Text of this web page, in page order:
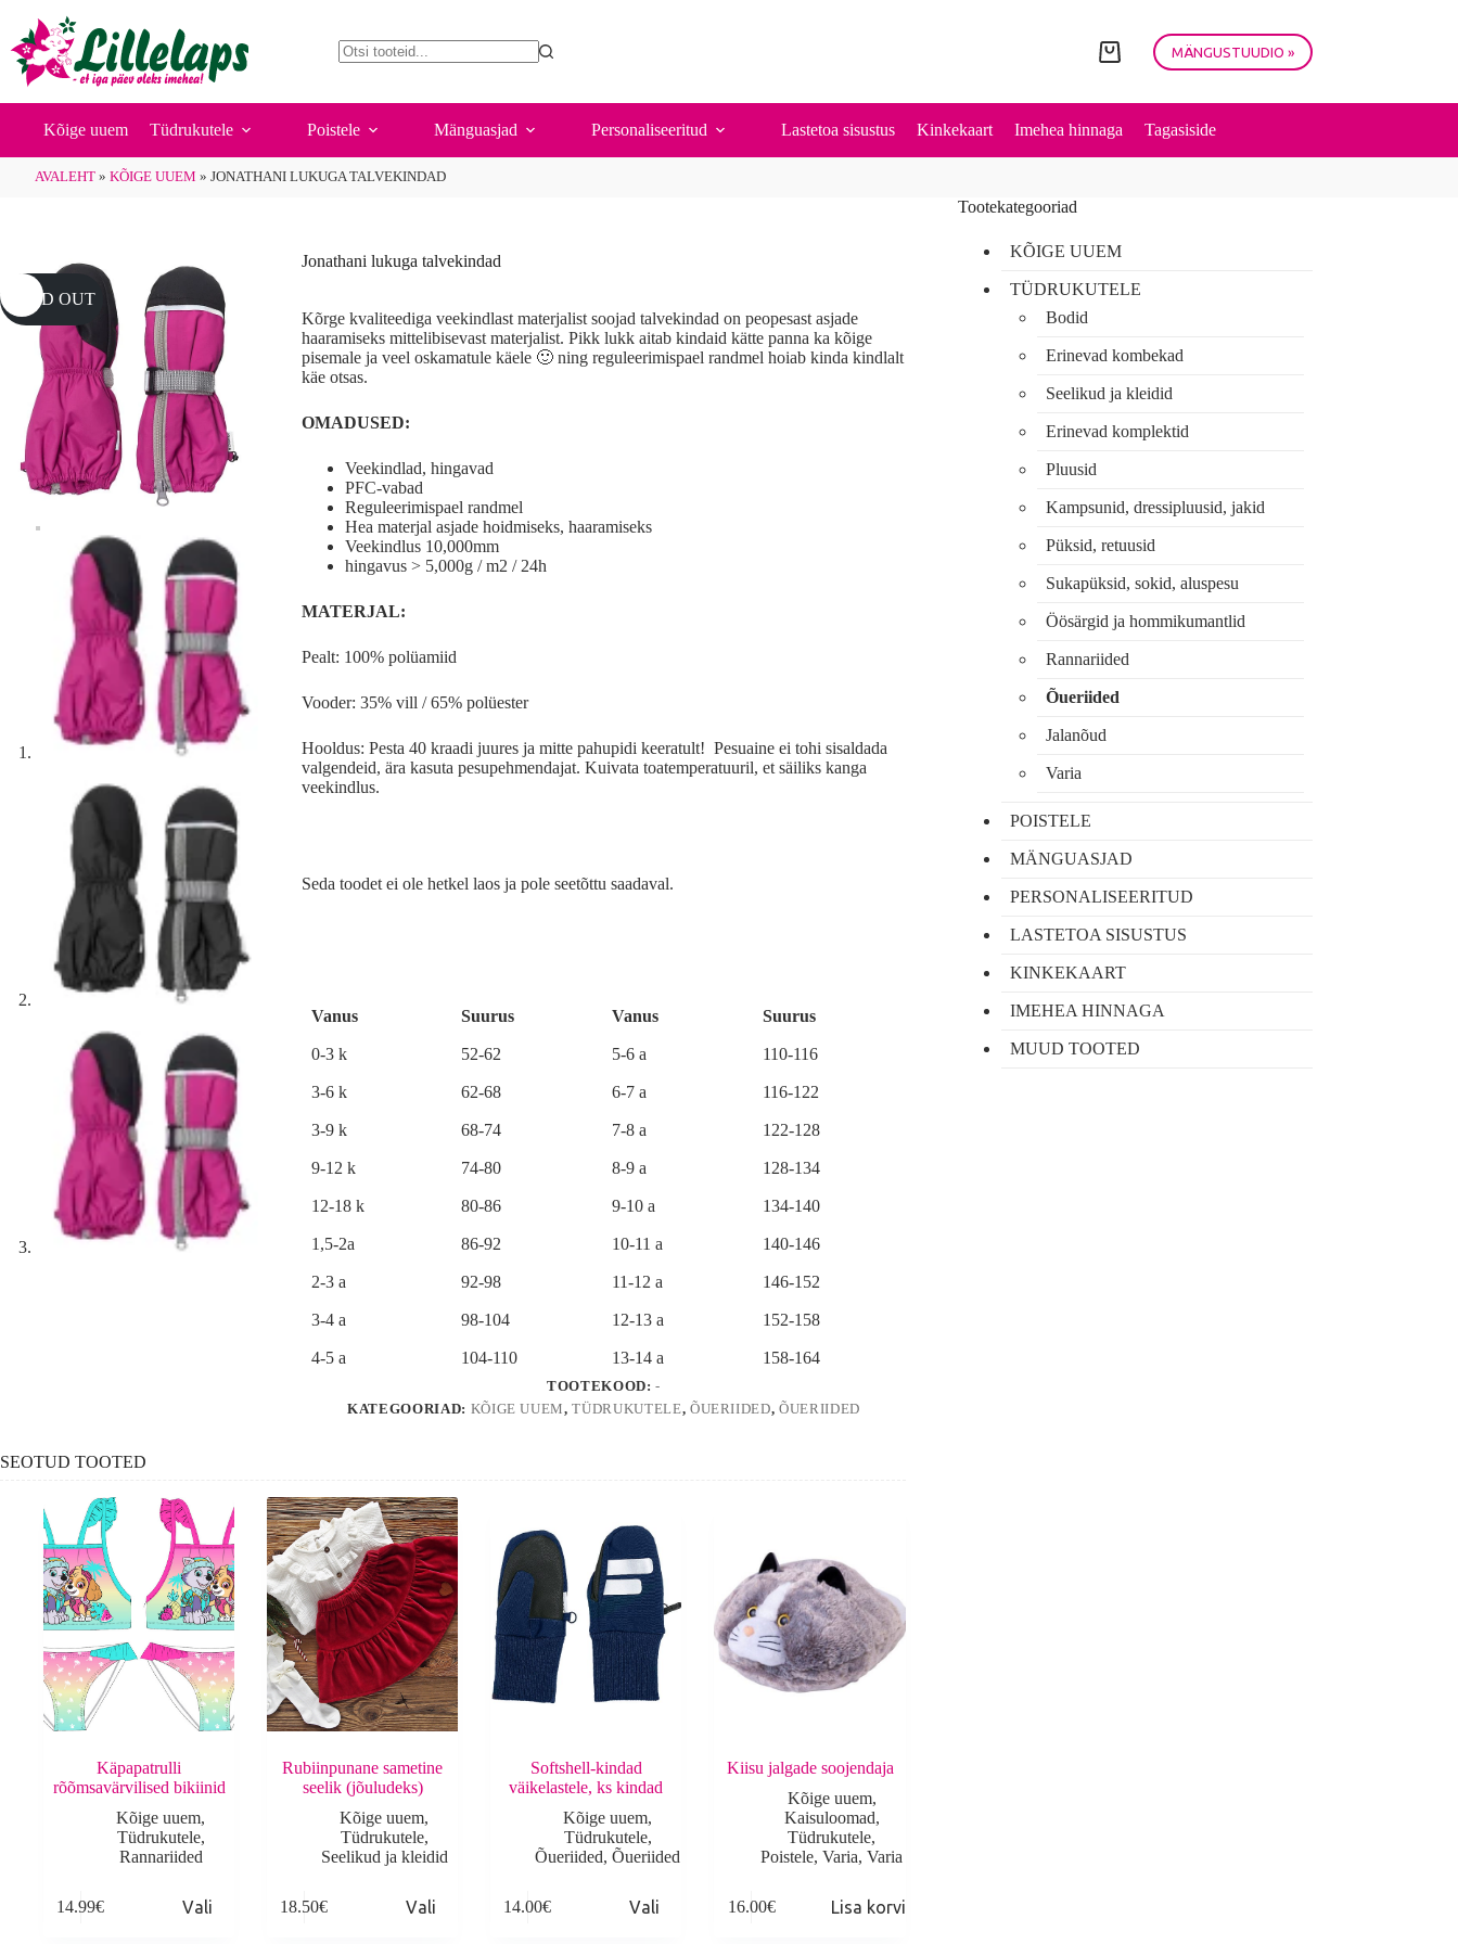
content
Shopping
MÄNGUSTUUDIO »
Kõige uuem Tüdrukutele Poistele Mänguasjad Personaliseeritud Lastetoa sisustus Kinkekaart Imehea hinnaga Tagasiside
AVALEHT » KÕIGE UUEM » JONATHANI LUKUGA TALVEKINDAD
SOLD OUT
Jonathani lukuga talvekindad
Kõrge kvaliteediga veekindlast materjalist soojad talvekindad on peopesast asjade
haaramiseks mittelibisevast materjalist. Pikk lukk aitab kindaid kätte panna ka kõige
pisemale ja veel oskamatule käele 🙂 ning reguleerimispael randmel hoiab kinda kindlalt
käe otsas.
OMADUSED:
Veekindlad, hingavad
PFC-vabad
Reguleerimispael randmel
Hea materjal asjade hoidmiseks, haaramiseks
Veekindlus 10,000mm
hingavus > 5,000g / m2 / 24h
MATERJAL:
Pealt: 100% polüamiid
Vooder: 35% vill / 65% polüester
Hooldus: Pesta 40 kraadi juures ja mitte pahupidi keeratult! Pesuaine ei tohi sisaldada
valgendeid, ära kasuta pesupehmendajat. Kuivata toatemperatuuril, et säiliks kanga
veekindlus.
Seda toodet ei ole hetkel laos ja pole seetõttu saadaval.
Vanus Suurus Vanus Suurus
0-3 k 52-62 5-6 a 110-116
3-6 k 62-68 6-7 a 116-122
3-9 k 68-74 7-8 a 122-128
9-12 k 74-80 8-9 a 128-134
12-18 k 80-86 9-10 a 134-140
1,5-2a 86-92 10-11 a 140-146
2-3 a 92-98 11-12 a 146-152
3-4 a 98-104 12-13 a 152-158
4-5 a 104-110 13-14 a 158-164
TOOTEKOOD:-
KATEGOORIAD: KÕIGE UUEM,TÜDRUKUTELE, ÕUERIIDED,ÕUERIIDED
SEOTUD TOOTED
Käpapatrulli
rõõmsavärvilised bikiinid
Kõige uuem,
Tüdrukutele,
Rannariided
14.99€ Vali
product
Rubiinpunane sametine
seelik (jõuludeks)
Kõige uuem,
Tüdrukutele,
Seelikud ja kleidid
18.50€ Vali
product
Softshell-kindad
väikelastele, ks kindad
Kõige uuem,
Tüdrukutele,
Õueriided,Õueriided
14.00€ Vali
product
Kiisu jalgade soojendaja
Kõige uuem,
Kaisuloomad,
Tüdrukutele,
Poistele,Varia,Varia
16.00€ Lisa korvi
Tootekategooriad
KÕIGE UUEM
TÜDRUKUTELE
Bodid
Erinevad kombekad
Seelikud ja kleidid
Erinevad komplektid
Pluusid
Kampsunid, dressipluusid, jakid
Püksid, retuusid
Sukapüksid, sokid, aluspesu
Öösärgid ja hommikumantlid
Rannariided
Õueriided
Jalanõud
Varia
POISTELE
MÄNGUASJAD
PERSONALISEERITUD
LASTETOA SISUSTUS
KINKEKAART
IMEHEA HINNAGA
MUUD TOOTED